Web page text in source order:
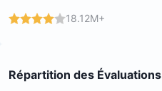
18.12M+
Répartition des Évaluations